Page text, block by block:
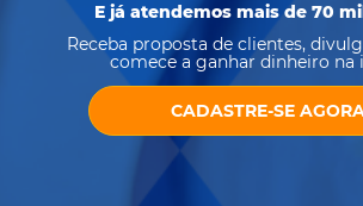
E já atendemos mais de 70
Receba proposta de clientes,
comece a ganhar dinheiro na
CADASTRE-SE